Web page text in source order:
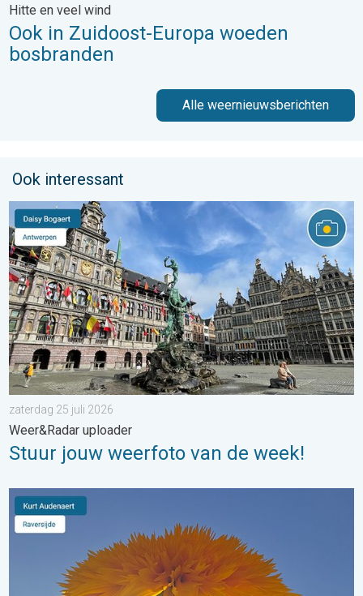
Hitte en veel wind
Ook in Zuidoost-Europa woeden
bosbranden
Alle weernieuwsberichten
Ook interessant
Stuur jouw weerfoto van de week!. Weer&Radar uploader. . .
zaterdag 25 juli 2026
Weer&Radar uploader
Stuur jouw weerfoto van de week!
Stuur jouw weerfoto van de week!. Weer&Radar Uploader. . .